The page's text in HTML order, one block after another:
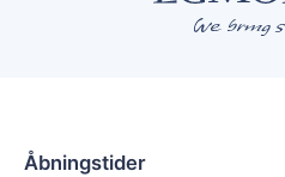
Åbningstider